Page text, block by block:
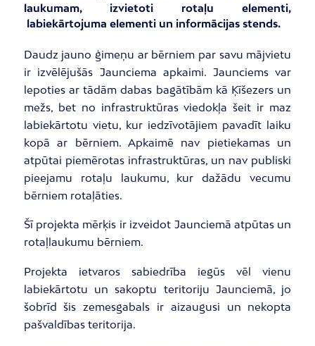
laukumam, izvietoti rotaļu elementi,
labiekārtojuma elementi un informācijas stends.
Daudz jauno ģimeņu ar bērniem par savu mājvietu
ir izvēlējušās Jaunciema apkaimi. Jaunciems var
lepoties ar tādām dabas bagātībām kā Ķīšezers un
mežs, bet no infrastruktūras viedokļa šeit ir maz
labiekārtotu vietu, kur iedzīvotājiem pavadīt laiku
kopā ar bērniem. Apkaimē nav pietiekamas un
atpūtai piemērotas infrastruktūras, un nav publiski
pieejamu rotaļu laukumu, kur dažādu vecumu
bērniem rotaļāties.
Šī projekta mērķis ir izveidot Jaunciemā atpūtas un
rotaļlaukumu bērniem.
Projekta ietvaros sabiedrība iegūs vēl vienu
labiekārtotu un sakoptu teritoriju Jaunciemā, jo
šobrīd šis zemesgabals ir aizaugusi un nekopta
pašvaldības teritorija.